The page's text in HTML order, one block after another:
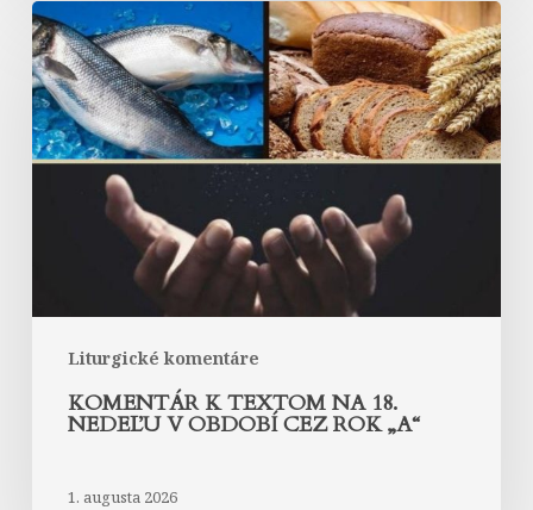
Liturgické komentáre
Komentár
k
textom
na
18.
nedeľu
„A“
KOMENTÁR K TEXTOM NA 18.
NEDEĽU V OBDOBÍ CEZ ROK „A“
1. augusta 2026